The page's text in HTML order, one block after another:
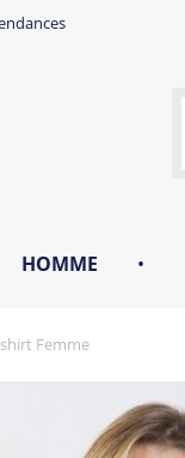
HOMME •
Femme